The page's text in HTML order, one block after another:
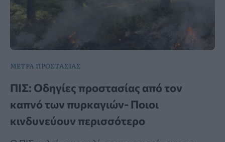
ΜΕΤΡΑ ΠΡΟΣΤΑΣΙΑΣ
ΠΙΣ: Οδηγίες προστασίας από τον
καπνό των πυρκαγιών- Ποιοι
κινδυνεύουν περισσότερο